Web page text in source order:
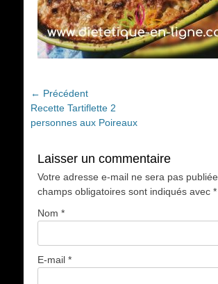
Navigation
de
l’article
← Précédent
Article
précédent :
Recette Tartiflette 2
personnes aux Poireaux
Laisser un commentaire
Votre adresse e-mail ne sera pas publiée.
champs obligatoires sont indiqués avec *
Nom *
E-mail *